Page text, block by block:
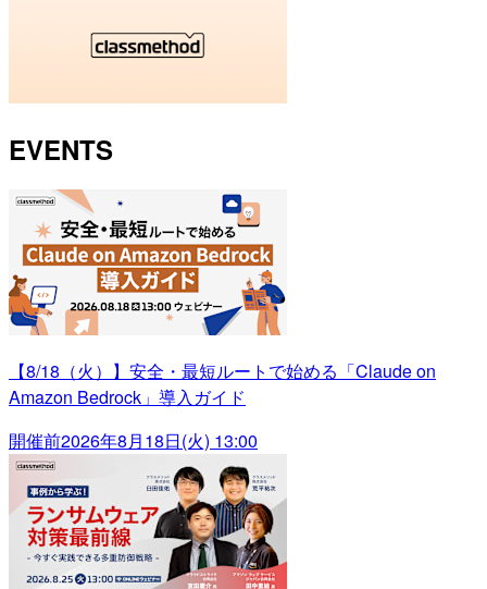
EVENTS
【8/18（火）】安全・最短ルートで始める「Claude on
Amazon Bedrock」導入ガイド
開催前2026年8月18日(火) 13:00